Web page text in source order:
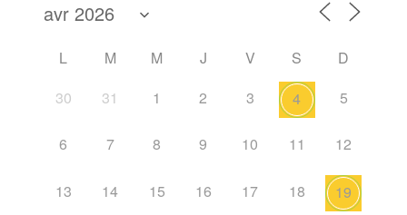
L M M J V S
D
30
31 1 2 3 4 5
6 7 8 9 10 11 12
13 14 15 16 17 18 19